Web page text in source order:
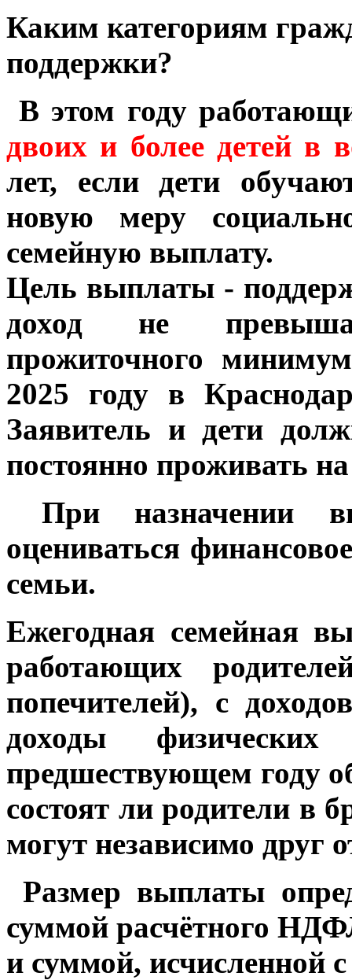
Каким категориям
поддержки?
В этом году
двоих и более детей в
лет, если дети
новую меру
семейную выплату.
Цель выплаты -
доход не
прожиточного
2025 году в
Заявитель и дети
постоянно проживать
При назначении
оцениваться
семьи.
Ежегодная семейная
работающих
попечителей), с
доходы
предшествующем году
состоят ли родители в
могут независимо друг
Размер выплаты
суммой расчётного
и суммой, исчисленной